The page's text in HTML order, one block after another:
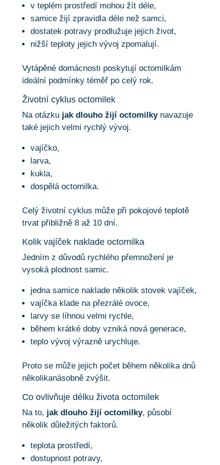
v teplém prostředí mohou žít déle,
samice žijí zpravidla déle než samci,
dostatek potravy prodlužuje jejich život,
nižší teploty jejich vývoj zpomalují.
Vytápěné domácnosti poskytují octomilkám
ideální podmínky téměř po celý rok.
Životní cyklus octomilek
Na otázku jak dlouho žijí octomilkynavazuje
také jejich velmi rychlý vývoj.
vajíčko,
larva,
kukla,
dospělá octomilka.
Celý životní cyklus může při pokojové teplotě
trvat přibližně 8 až 10 dní.
Kolik vajíček naklade octomilka
Jedním z důvodů rychlého přemnožení je
vysoká plodnost samic.
jedna samice naklade několik stovek vajíček,
vajíčka klade na přezrálé ovoce,
larvy se líhnou velmi rychle,
během krátké doby vzniká nová generace,
teplo vývoj výrazně urychluje.
Proto se může jejich počet během několika dnů
několikanásobně zvýšit.
Co ovlivňuje délku života octomilek
Na to, jak dlouho žijí octomilky, působí
několik důležitých faktorů.
teplota prostředí,
dostupnost potravy,